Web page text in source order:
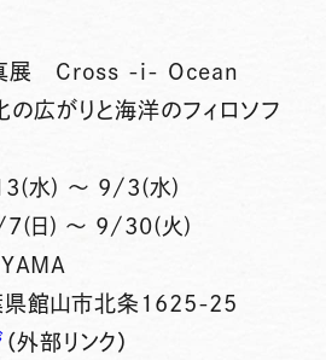
真展 Cross -i- Ocean
広がりと海洋のフィロソフ
13(水) 〜 9/3(水)
日) 〜 9/30(火)
館山市北条1625-25
（外部リンク）